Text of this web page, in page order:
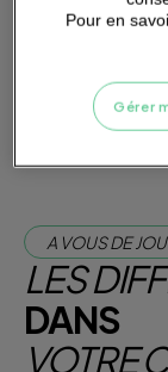
A VOUS DE
LES
DANS
VOTRE
Pour en
Gérer